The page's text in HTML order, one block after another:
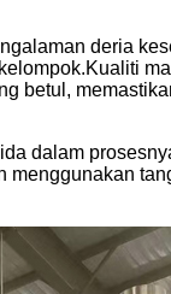
deria
betul,
dalam